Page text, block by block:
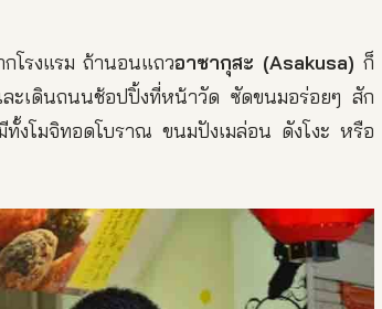
โรงแรม ถ้านอนแถวอาซากุสะ (Asakusa) ก็
ะเดินถนนช้อปปิ้งที่หน้าวัด ซัดขนมอร่อยๆ สัก
ทั้งโมจิทอดโบราณ ขนมปังเมล่อน ดังโงะ หรือ